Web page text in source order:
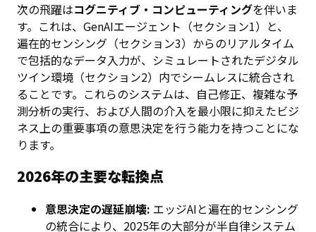
次の飛躍はコグニティブ・コンピューティングを伴いま
す。これは、GenAIエージェント（セクション1）と、
遍在的センシング（セクション3）からのリアルタイム
で包括的なデータ入力が、シミュレートされたデジタル
ツイン環境（セクション2）内でシームレスに統合され
ることです。これらのシステムは、自己修正、複雑な予
測分析の実行、および人間の介入を最小限に抑えたビジ
ネス上の重要事項の意思決定を行う能力を持つことにな
ります。
2026年の主要な転換点
意思決定の遅延崩壊: エッジAIと遍在的センシング
の統合により、2025年の大部分が半自律システム